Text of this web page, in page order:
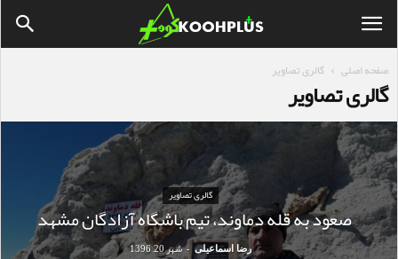
صفحه اصلی گالری تصاویر
گالری تصاویر
گالری تصاویر
صعود به قله دماوند، تیم باشگاه آزادگان مشهد
رضا اسماعیلی - شهر 20, 1396